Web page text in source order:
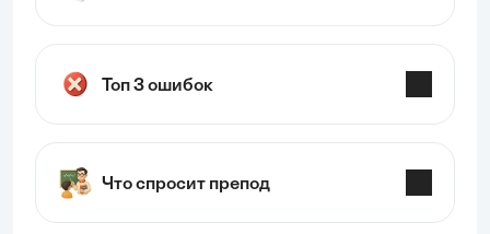
Топ 3 ошибок
Что спросит препод